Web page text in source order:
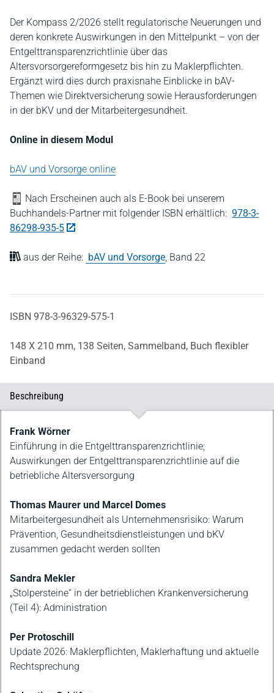
Der Kompass 2/2026 stellt regulatorische Neuerungen und
deren konkrete Auswirkungen in den Mittelpunkt – von der
Entgelttransparenzrichtlinie über das
Altersvorsorgereformgesetz bis hin zu Maklerpflichten.
Ergänzt wird dies durch praxisnahe Einblicke in bAV-
Themen wie Direktversicherung sowie Herausforderungen
in der bKV und der Mitarbeitergesundheit.
Online in diesem Modul
bAV und Vorsorge online
Nach Erscheinen auch als E-Book bei unserem
Buchhandels-Partner mit folgender ISBN erhältlich: 978-3-
86298-935-5
aus der Reihe: bAV und Vorsorge, Band 22
ISBN 978-3-96329-575-1
148 X 210 mm, 138 Seiten, Sammelband, Buch flexibler
Einband
Beschreibung
Beschreibung
Frank Wörner
Einführung in die Entgelttransparenzrichtlinie;
Auswirkungen der Entgelttransparenzrichtlinie auf die
betriebliche Altersversorgung
Thomas Maurer und Marcel Domes
Mitarbeitergesundheit als Unternehmensrisiko: Warum
Prävention, Gesundheitsdienstleistungen und bKV
zusammen gedacht werden sollten
Sandra Mekler
„Stolpersteine“ in der betrieblichen Krankenversicherung
(Teil 4): Administration
Per Protoschill
Update 2026: Maklerpflichten, Maklerhaftung und aktuelle
Rechtsprechung